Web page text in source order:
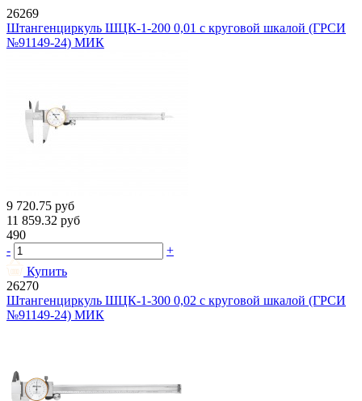
26269
Штангенциркуль ШЦК-1-200 0,01 с круговой шкалой (ГРСИ
№91149-24) МИК
9 720.75 руб
11 859.32 руб
490
-
+
Купить
26270
Штангенциркуль ШЦК-1-300 0,02 с круговой шкалой (ГРСИ
№91149-24) МИК